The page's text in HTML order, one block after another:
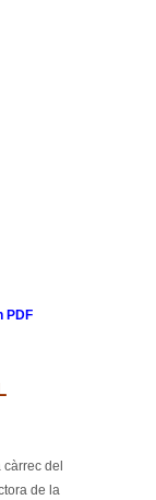
PDF
càrrec del
de la